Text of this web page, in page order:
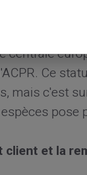
centrale
Ce
mais c'est
pose
client et la